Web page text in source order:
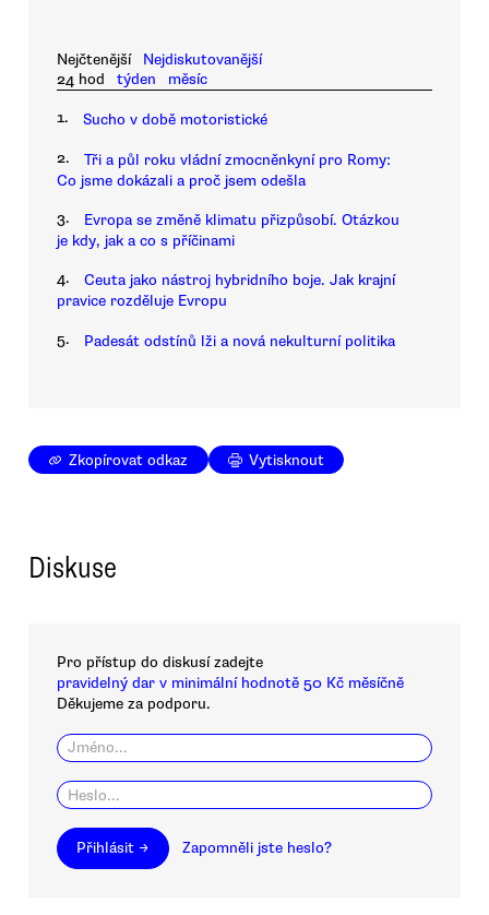
Nejčtenější
Nejdiskutovanější
24 hod
týden měsíc
1. Sucho v době motoristické
2.
Tři a půl roku vládní zmocněnkyní pro Romy:
Co jsme dokázali a proč jsem odešla
3.
Evropa se změně klimatu přizpůsobí. Otázkou
je kdy, jak a co s příčinami
4.
Ceuta jako nástroj hybridního boje. Jak krajní
pravice rozděluje Evropu
5. Padesát odstínů lži a nová nekulturní politika
Zkopírovat odkaz Vytisknout
Diskuse
Pro přístup do diskusí zadejte
pravidelný dar v minimální hodnotě 50 Kč měsíčně
Děkujeme za podporu.
Přihlásit → Zapomněli jste heslo?